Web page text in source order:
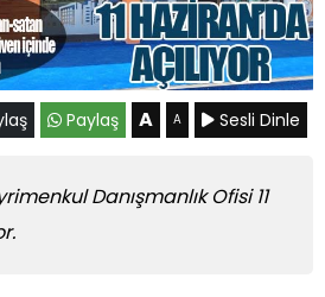
Paylaş A A Sesli Dinle
Danışmanlık Ofisi 11